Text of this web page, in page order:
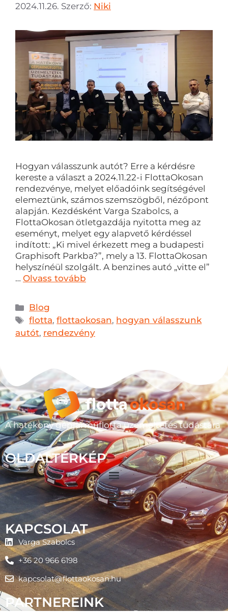
2024.11.26. Szerző: Niki
Hogyan válasszunk autót? Erre a kérdésre
kereste a választ a 2024.11.22-i FlottaOkosan
rendezvénye, melyet előadóink segítségével
elemeztünk, számos szemszögből, nézőpont
alapján. Kezdésként Varga Szabolcs, a
FlottaOkosan ötletgazdája nyitotta meg az
eseményt, melyet egy alapvető kérdéssel
indított: „Ki mivel érkezett meg a budapesti
Graphisoft Parkba?”, mely a 13. FlottaOkosan
helyszínéül szolgált. A benzines autó „vitte el”
… Olvass tovább
Blog
flotta,flottaokosan, hogyan válasszunk
autót, rendezvény
A hatékony gépjárműflotta üzemeltetés tudástára
OLDALTÉRKÉP
KAPCSOLAT
Varga Szabolcs
+36 20 966 6198
kapcsolat@flottaokosan.hu
PARTNEREINK